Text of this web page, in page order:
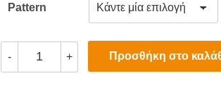
Pattern
-
Προσωποποιημένα
shirts
+ Προσθήκη στο